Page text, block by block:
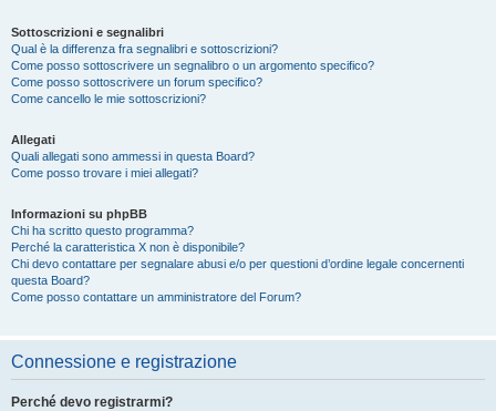
Sottoscrizioni e segnalibri
Qual è la differenza fra segnalibri e sottoscrizioni?
Come posso sottoscrivere un segnalibro o un argomento specifico?
Come posso sottoscrivere un forum specifico?
Come cancello le mie sottoscrizioni?
Allegati
Quali allegati sono ammessi in questa Board?
Come posso trovare i miei allegati?
Informazioni su phpBB
Chi ha scritto questo programma?
Perché la caratteristica X non è disponibile?
Chi devo contattare per segnalare abusi e/o per questioni d’ordine legale concernenti
questa Board?
Come posso contattare un amministratore del Forum?
Connessione e registrazione
Perché devo registrarmi?